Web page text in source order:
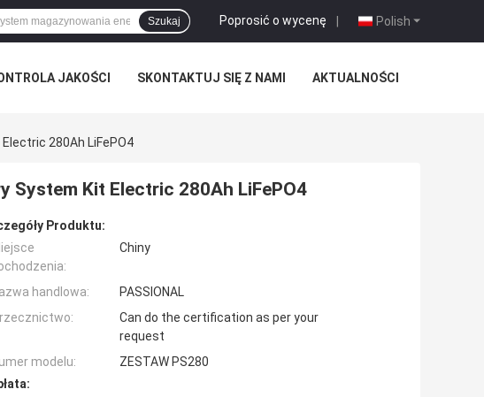
Polish
Poprosić o wycenę |
Szukaj
JAKOŚCI SKONTAKTUJ SIĘ Z NAMI AKTUALNOŚCI
280Ah LiFePO4
System Kit Electric 280Ah LiFePO4
Produktu:
Chiny
handlowa:
PASSIONAL
Can do the certification as per your
request
modelu:
ZESTAW PS280